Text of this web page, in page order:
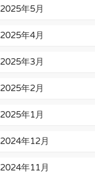
2025年5月
2025年4月
2025年3月
2025年2月
2025年1月
2024年12月
2024年11月